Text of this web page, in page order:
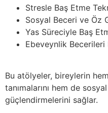
Stresle Baş Etme
Sosyal Beceri ve Öz
Yas Süreciyle Baş
Ebeveynlik Becerileri
Bu atölyeler, bireylerin
tanımalarını hem de sosyal
güçlendirmelerini sağlar.